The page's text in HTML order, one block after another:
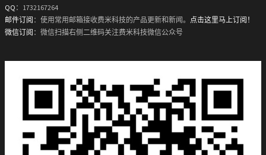
QQ ：1732167264
邮件订阅 ：使用常用邮箱接收费米科技的产品更新和新闻。 点击这里马上订阅！
微信订阅 ：微信扫描右侧二维码关注费米科技微信公众号